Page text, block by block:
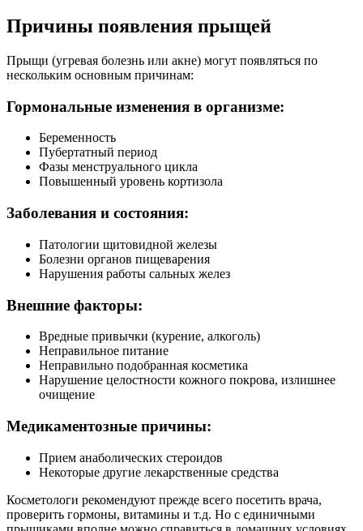
Причины появления прыщей
Прыщи (угревая болезнь или акне) могут появляться по
нескольким основным причинам:
Гормональные изменения в организме:
Беременность
Пубертатный период
Фазы менструального цикла
Повышенный уровень кортизола
Заболевания и состояния:
Патологии щитовидной железы
Болезни органов пищеварения
Нарушения работы сальных желез
Внешние факторы:
Вредные привычки (курение, алкоголь)
Неправильное питание
Неправильно подобранная косметика
Нарушение целостности кожного покрова, излишнее
очищение
Медикаментозные причины:
Прием анаболических стероидов
Некоторые другие лекарственные средства
Косметологи рекомендуют прежде всего посетить врача,
проверить гормоны, витамины и т.д. Но с единичными